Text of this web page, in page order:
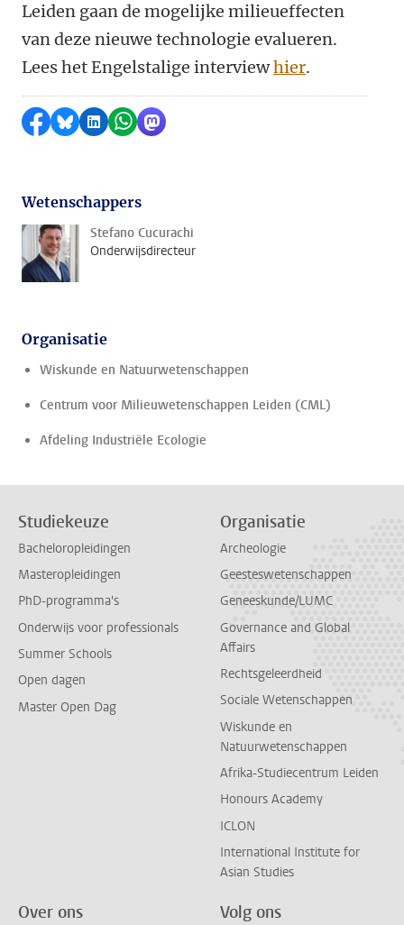
Leiden gaan de mogelijke milieueffecten
van deze nieuwe technologie evalueren.
Lees het Engelstalige interviewhier.
Delen op Facebook
Delen via Bluesky
Delen op LinkedIn
Delen via WhatsApp
Delen via Mastodon
Wetenschappers
Stefano Cucurachi
Onderwijsdirecteur
Organisatie
Wiskunde en Natuurwetenschappen
Centrum voor Milieuwetenschappen Leiden (CML)
Afdeling Industriële Ecologie
Studiekeuze
Bacheloropleidingen
Masteropleidingen
PhD-programma's
Onderwijs voor professionals
Summer Schools
Open dagen
Master Open Dag
Organisatie
Archeologie
Geesteswetenschappen
Geneeskunde/LUMC
Governance and Global
Affairs
Rechtsgeleerdheid
Sociale Wetenschappen
Wiskunde en
Natuurwetenschappen
Afrika-Studiecentrum Leiden
Honours Academy
ICLON
International Institute for
Asian Studies
Over ons Volg ons